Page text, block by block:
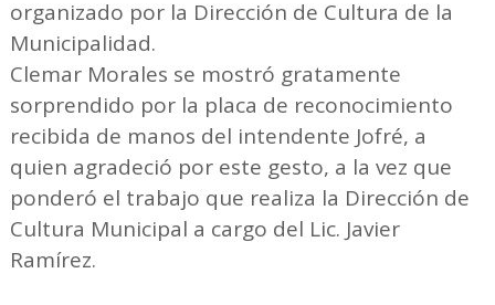
organizado por la Dirección de Cultura de la
Municipalidad.
Clemar Morales se mostró gratamente
sorprendido por la placa de reconocimiento
recibida de manos del intendente Jofré, a
quien agradeció por este gesto, a la vez que
ponderó el trabajo que realiza la Dirección de
Cultura Municipal a cargo del Lic. Javier
Ramírez.